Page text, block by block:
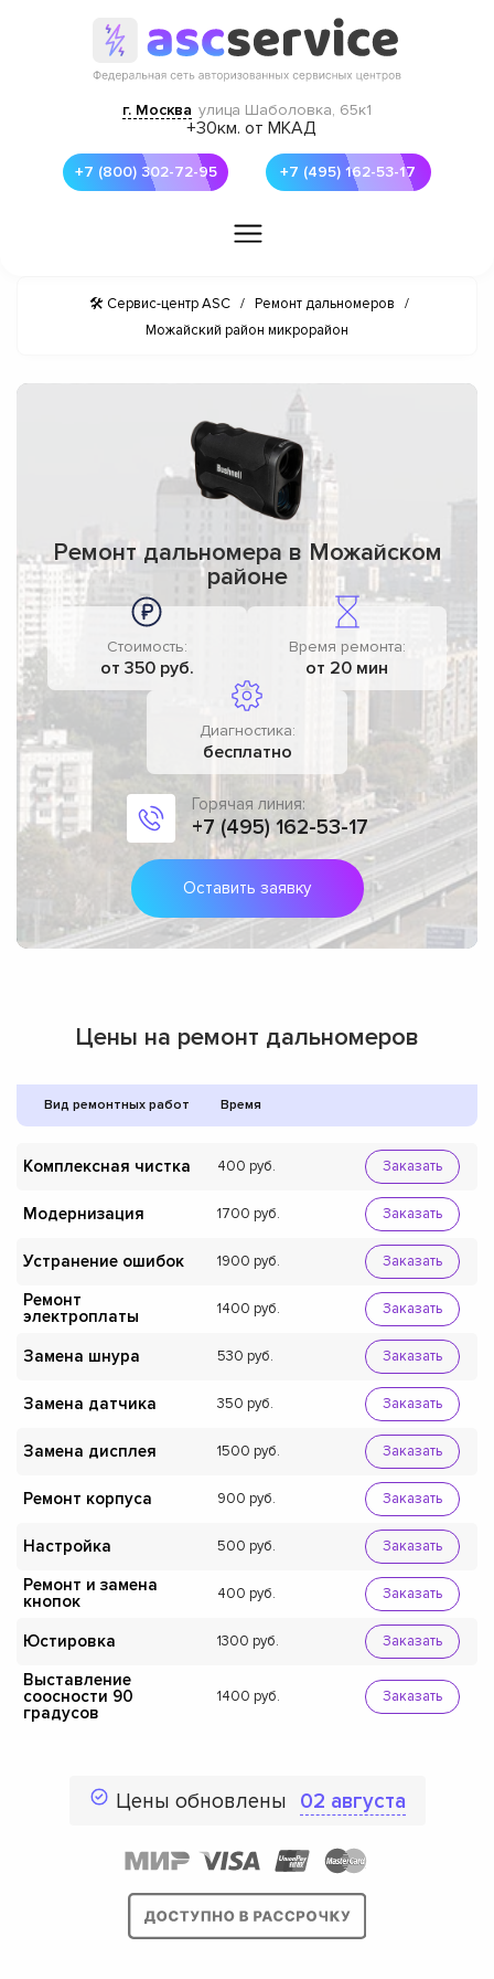
г. Москва улица Шаболовка, 65к1
+30км. от МКАД
+7 (800) 302-72-95 +7 (495) 162-53-17
🛠 Сервис-центр ASC / Ремонт дальномеров
/
Можайский район микрорайон
Ремонт дальномера в Можайском
районе
Стоимость:
от 350 руб.
Время ремонта:
от 20 мин
Диагностика:
бесплатно
Горячая линия:
+7 (495) 162-53-17
Оставить заявку
Цены на ремонт дальномеров
Вид ремонтных работ Время
Комплексная чистка 400 Заказать
Модернизация 1700 Заказать
Устранение ошибок 1900 Заказать
Ремонт
электроплаты
1400 Заказать
Замена шнура 530 Заказать
Замена датчика 350 Заказать
Замена дисплея 1500 Заказать
Ремонт корпуса 900 Заказать
Настройка 500 Заказать
Ремонт и замена
кнопок
400 Заказать
Юстировка 1300 Заказать
Выставление
соосности 90
градусов
1400 Заказать
Цены обновлены 02 августа